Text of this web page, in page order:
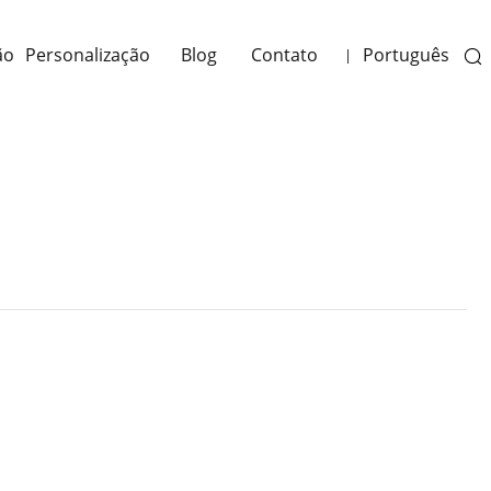
Personalização Blog Contato | Português